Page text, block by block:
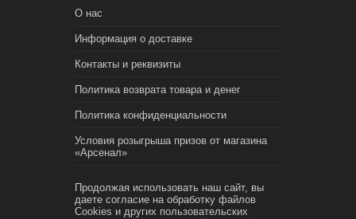
О нас
Информация о доставке
Контакты и реквизиты
Политика возврата товара и денег
Политика конфиденциальности
Условия розыгрыша призов от магазина
«Арсенал»
Продолжая использовать наш сайт, вы
даете согласие на обработку файлов
Cookies и других пользовательских